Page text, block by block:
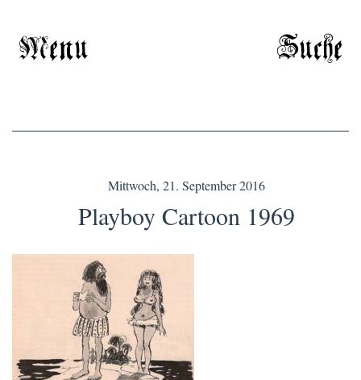
Menu Suche
Mittwoch, 21. September 2016
Playboy Cartoon 1969